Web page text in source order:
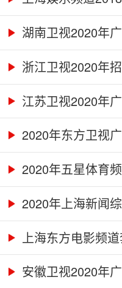
湖南卫视2020年
浙江卫视2020年
江苏卫视2020年
2020年东方卫视
2020年五星体育
2020年上海新闻
上海东方电影频
安徽卫视2020年